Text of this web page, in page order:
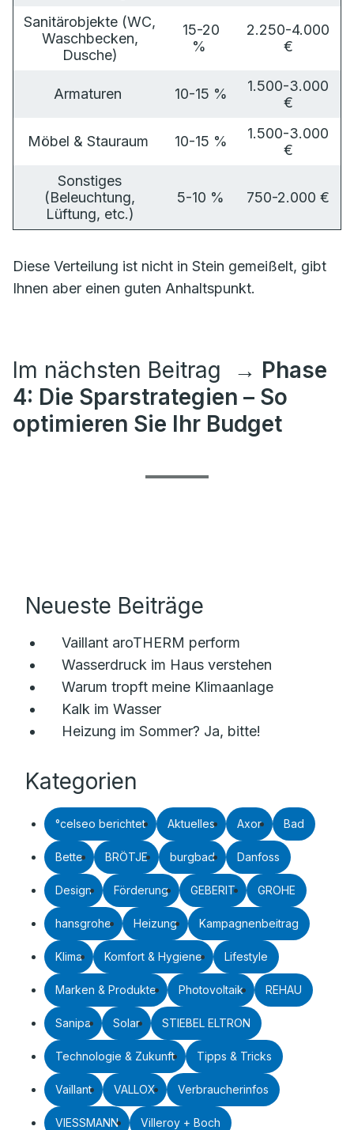
Sanitärobjekte (WC,
Waschbecken,
Dusche)
15-20
%
2.250-4.000
€
Armaturen 10-15 %
1.500-3.000
€
Möbel & Stauraum 10-15 %
1.500-3.000
€
Sonstiges
(Beleuchtung,
Lüftung, etc.)
5-10 % 750-2.000 €
Diese Verteilung ist nicht in Stein gemeißelt, gibt
Ihnen aber einen guten Anhaltspunkt.
Im nächsten Beitrag
→ Phase
4: Die Sparstrategien – So
optimieren Sie Ihr Budget
Neueste Beiträge
Vaillant aroTHERM perform
Wasserdruck im Haus verstehen
Warum tropft meine Klimaanlage
Kalk im Wasser
Heizung im Sommer? Ja, bitte!
Kategorien
°celseo berichtet Aktuelles Axor Bad
Bette BRÖTJE burgbad Danfoss
Design Förderung GEBERIT GROHE
hansgrohe Heizung Kampagnenbeitrag
Klima Komfort & Hygiene Lifestyle
Marken & Produkte Photovoltaik REHAU
Sanipa Solar STIEBEL ELTRON
Technologie & Zukunft Tipps & Tricks
Vaillant VALLOX Verbraucherinfos
VIESSMANN Villeroy + Boch